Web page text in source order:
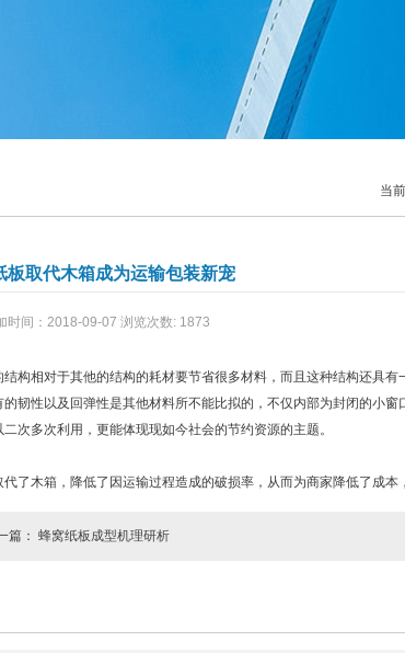
当
板取代木箱成为运输包装新宠
时间：2018-09-07 浏览次数: 1873
相对于其他的结构的耗材要节省很多材料，而且这种结构还具有
韧性以及回弹性是其他材料所不能比拟的，不仅内部为封闭的小窗
次多次利用，更能体现现如今社会的节约资源的主题。
木箱，降低了因运输过程造成的破损率，从而为商家降低了成本
： 蜂窝纸板成型机理研析